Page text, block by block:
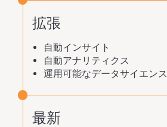
拡張
自動インサイト
自動アナリティクス
運用可能なデータサイエン
最新